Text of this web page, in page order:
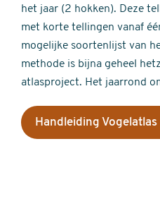
het jaar (2 hokken). Deze
met korte tellingen vanaf
mogelijke soortenlijst van
methode is bijna geheel
atlasproject. Het jaarrond
Handleiding